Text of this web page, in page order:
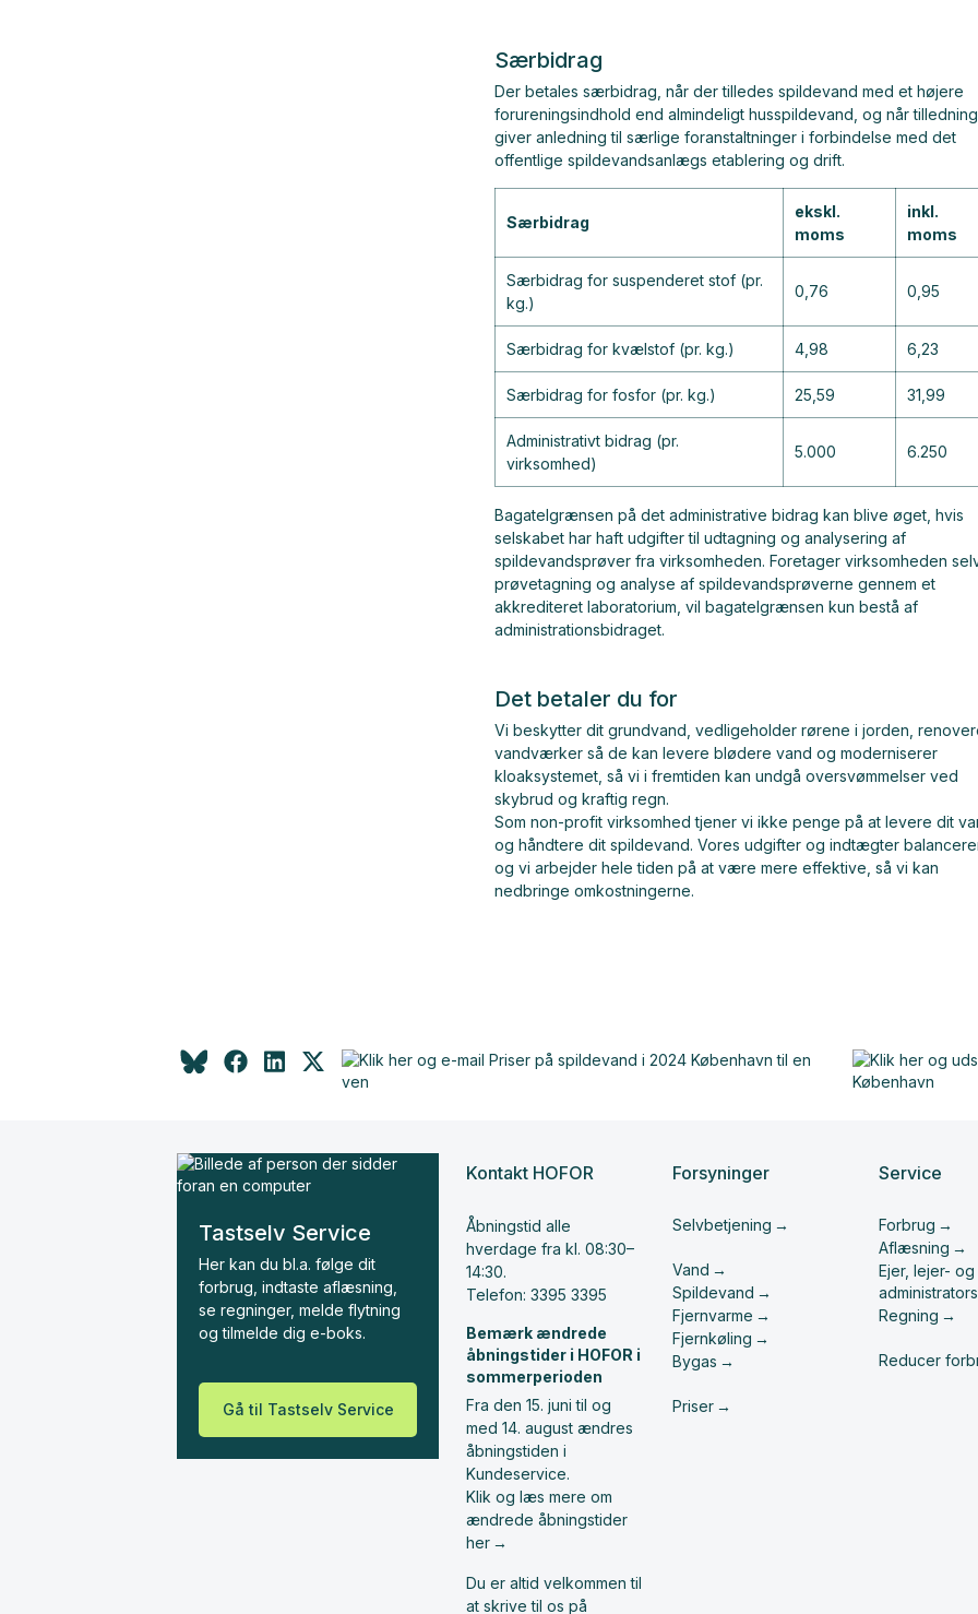
Særbidrag
Der betales særbidrag, når der tilledes spildevand med et højere
forureningsindhold end almindeligt husspildevand, og når
giver anledning til særlige foranstaltninger i forbindelse med det
offentlige spildevandsanlægs etablering og drift.
Særbidrag
ekskl.
moms
inkl.
moms
Særbidrag for suspenderet stof (pr.
kg.)
0,76 0,95
Særbidrag for kvælstof (pr. kg.) 4,98 6,23
Særbidrag for fosfor (pr. kg.) 25,59 31,99
Administrativt bidrag (pr.
virksomhed)
5.000 6.250
Bagatelgrænsen på det administrative bidrag kan blive øget, hvis
selskabet har haft udgifter til udtagning og analysering af
spildevandsprøver fra virksomheden. Foretager virksomheden
prøvetagning og analyse af spildevandsprøverne gennem et
akkrediteret laboratorium, vil bagatelgrænsen kun bestå af
administrationsbidraget.
Det betaler du for
Vi beskytter dit grundvand, vedligeholder rørene i jorden,
vandværker så de kan levere blødere vand og moderniserer
kloaksystemet, så vi i fremtiden kan undgå oversvømmelser ved
skybrud og kraftig regn.
Som non-profit virksomhed tjener vi ikke penge på at levere dit
og håndtere dit spildevand. Vores udgifter og indtægter
og vi arbejder hele tiden på at være mere effektive, så vi kan
nedbringe omkostningerne.
Tastselv Service
Her kan du bl.a. følge dit
forbrug, indtaste aflæsning,
se regninger, melde flytning
og tilmelde dig e-boks.
Gå til Tastselv Service
Kontakt HOFOR
Åbningstid alle
hverdage fra kl. 08:30–
14:30.
Telefon: 3395 3395
Bemærk ændrede
åbningstider i HOFOR i
sommerperioden
Fra den 15. juni til og
med 14. august ændres
åbningstiden i
Kundeservice.
Klik og læs mere om
ændrede åbningstider
her
Du er altid velkommen til
at skrive til os på
Forsyninger
Selvbetjening
Vand
Spildevand
Fjernvarme
Fjernkøling
Bygas
Priser
Service
Forbrug
Aflæsning
Ejer, lejer- og
Regning
Reducer